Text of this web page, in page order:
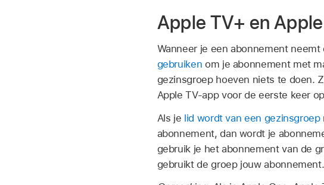
Apple TV+ en
Wanneer je een abonnement
gebruiken om je abonnement met
gezinsgroep hoeven niets te doen.
Apple TV-app voor de eerste keer
Als je lid wordt van een gezinsgroep
abonnement, dan wordt je
gebruik je het abonnement van de
gebruikt de groep jouw abonnement.